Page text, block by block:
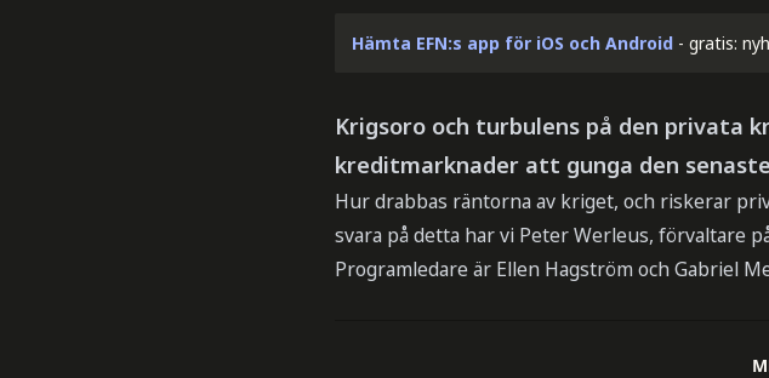
Hämta EFN:s app för iOS och Android - gratis:
Krigsoro och turbulens på den privata
kreditmarknader att gunga den
Hur drabbas räntorna av kriget, och riskerar
svara på detta har vi Peter Werleus, förvaltare
Programledare är Ellen Hagström och Gabriel